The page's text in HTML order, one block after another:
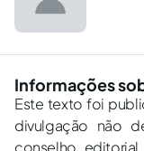
Informações
Este texto foi
divulgação não
conselho